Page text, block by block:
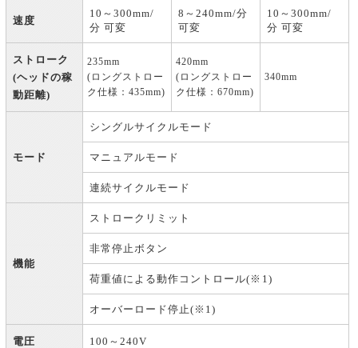
速度
10～300mm/
分 可変
8～240mm/分
可変
10～300mm/
分 可変
ストローク
(ヘッドの稼
動距離)
235mm
(ロングストロー
ク仕様：435mm)
420mm
(ロングストロー
ク仕様：670mm)
340mm
モード
シングルサイクルモード
マニュアルモード
連続サイクルモード
機能
ストロークリミット
非常停止ボタン
荷重値による動作コントロール(※1)
オーバーロード停止(※1)
電圧 100～240V